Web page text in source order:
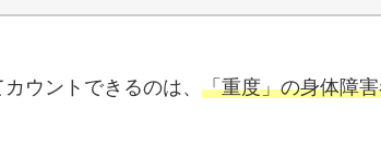
ウントできるのは、 「重度」の身体障